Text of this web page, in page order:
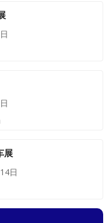
展，预定成交车辆39253
展
日